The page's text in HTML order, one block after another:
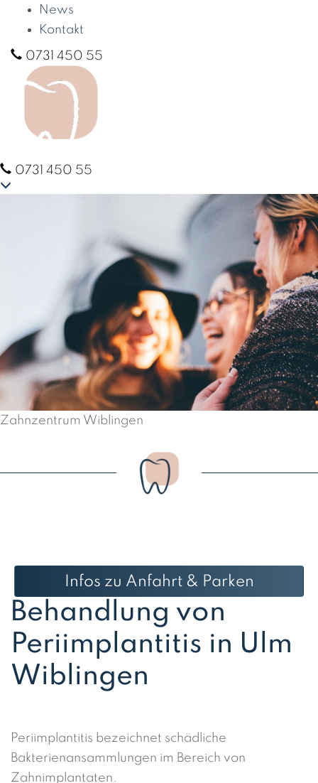
News
Kontakt
0731 450 55
0731 450 55
Online-Termine
Zahnzentrum Wiblingen
Infos zu Anfahrt & Parken
Behandlung von
Periimplantitis in Ulm
Wiblingen
Periimplantitis bezeichnet schädliche
Bakterienansammlungen im Bereich von
Zahnimplantaten.